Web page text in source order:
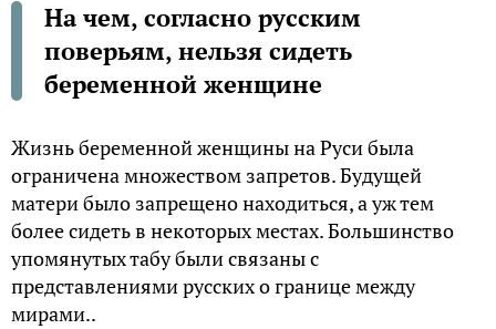
На чем, согласно русским
поверьям, нельзя сидеть
беременной женщине
Жизнь беременной женщины на Руси была
ограничена множеством запретов. Будущей
матери было запрещено находиться, а уж тем
более сидеть в некоторых местах. Большинство
упомянутых табу были связаны с
представлениями русских о границе между
мирами..